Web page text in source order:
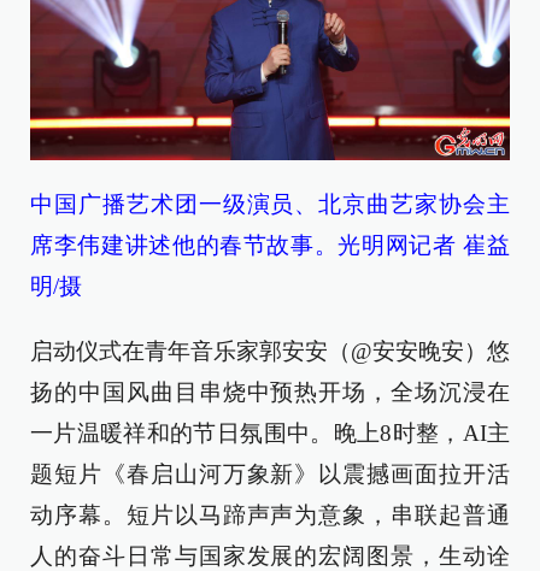
中国广播艺术团一级演员、北京曲艺家协会主
席李伟建讲述他的春节故事。光明网记者 崔益
明/摄
启动仪式在青年音乐家郭安安（@安安晚安）悠
扬的中国风曲目串烧中预热开场，全场沉浸在
一片温暖祥和的节日氛围中。晚上8时整，AI主
题短片《春启山河万象新》以震撼画面拉开活
动序幕。短片以马蹄声声为意象，串联起普通
人的奋斗日常与国家发展的宏阔图景，生动诠